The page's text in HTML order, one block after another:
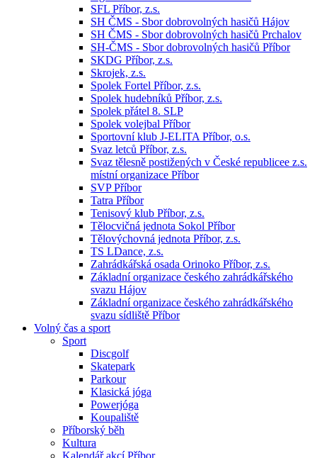
SFL Příbor, z.s.
SH ČMS - Sbor dobrovolných hasičů Hájov
SH ČMS - Sbor dobrovolných hasičů Prchalov
SH-ČMS - Sbor dobrovolných hasičů Příbor
SKDG Příbor, z.s.
Skrojek, z.s.
Spolek Fortel Příbor, z.s.
Spolek hudebníků Příbor, z.s.
Spolek přátel 8. SLP
Spolek volejbal Příbor
Sportovní klub J-ELITA Příbor, o.s.
Svaz letců Příbor, z.s.
Svaz tělesně postižených v České republicee z.s.
místní organizace Příbor
SVP Příbor
Tatra Příbor
Tenisový klub Příbor, z.s.
Tělocvičná jednota Sokol Příbor
Tělovýchovná jednota Příbor, z.s.
TS LDance, z.s.
Zahrádkářská osada Orinoko Příbor, z.s.
Základní organizace českého zahrádkářského
svazu Hájov
Základní organizace českého zahrádkářského
svazu sídliště Příbor
Volný čas a sport
Sport
Discgolf
Skatepark
Parkour
Klasická jóga
Powerjóga
Koupaliště
Příborský běh
Kultura
Kalendář akcí Příbor